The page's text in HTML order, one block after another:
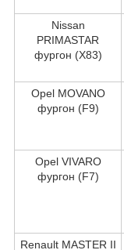
Nissan
PRIMASTAR
фургон (X83)
Opel MOVANO
фургон (F9)
Opel VIVARO
фургон (F7)
Renault MASTER II